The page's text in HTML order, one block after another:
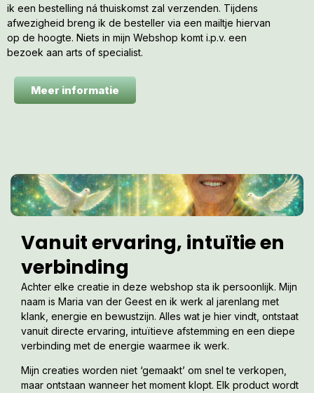
ik een bestelling ná thuiskomst zal verzenden. Tijdens
afwezigheid breng ik de besteller via een mailtje hiervan
op de hoogte. Niets in mijn Webshop komt i.p.v. een
bezoek aan arts of specialist.
Meer informatie
Vanuit ervaring, intuïtie en
verbinding
Achter elke creatie in deze webshop sta ik persoonlijk. Mijn
naam is Maria van der Geest en ik werk al jarenlang met
klank, energie en bewustzijn. Alles wat je hier vindt, ontstaat
vanuit directe ervaring, intuïtieve afstemming en een diepe
verbinding met de energie waarmee ik werk.
Mijn creaties worden niet ‘gemaakt’ om snel te verkopen,
maar ontstaan wanneer het moment klopt. Elk product wordt